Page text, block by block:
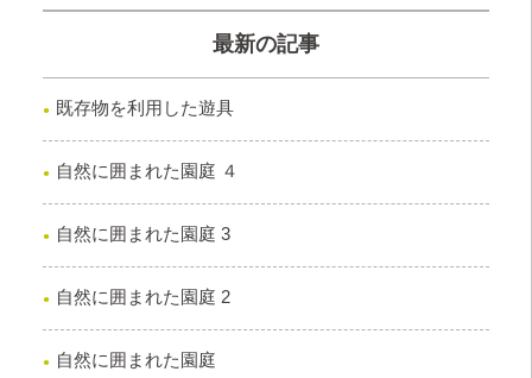
最新の記事
既存物を利用した遊具
自然に囲まれた園庭 ４
自然に囲まれた園庭 3
自然に囲まれた園庭 2
自然に囲まれた園庭